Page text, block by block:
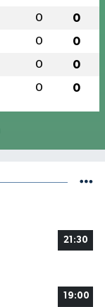
0 0
0 0
0 0
0 0
21:30
19:00